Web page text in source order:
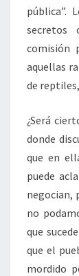
pública”.
secretos
comisión
aquellas
de
¿Será
donde
que en
puede
negocian,
no
que
que el
mordido